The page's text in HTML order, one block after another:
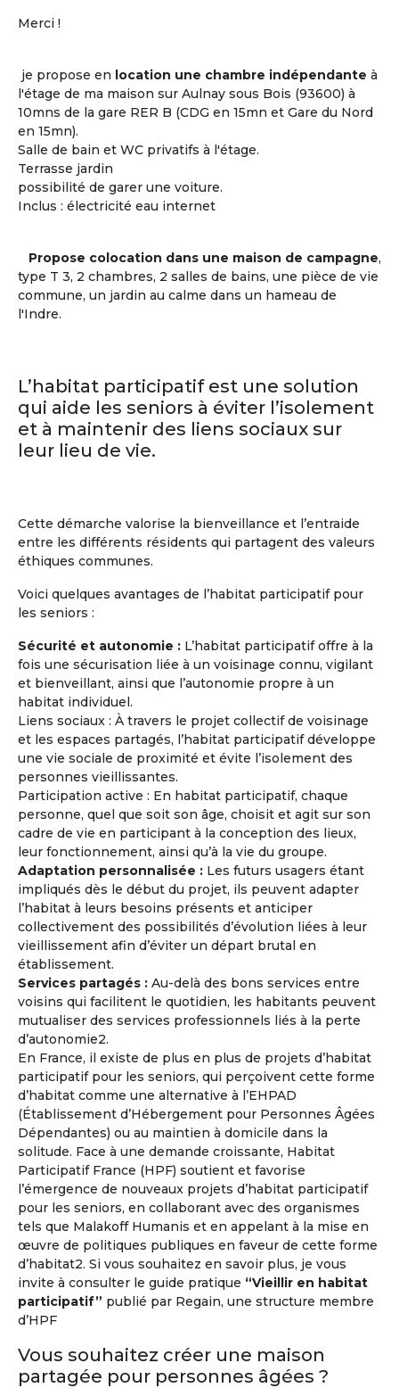
Merci !
je propose en location une chambre indépendante à
l'étage de ma maison sur Aulnay sous Bois (93600) à
10mns de la gare RER B (CDG en 15mn et Gare du Nord
en 15mn).
Salle de bain et WC privatifs à l'étage.
Terrasse jardin
possibilité de garer une voiture.
Inclus : électricité eau internet
Propose colocation dans une maison de campagne,
type T 3, 2 chambres, 2 salles de bains, une pièce de vie
commune, un jardin au calme dans un hameau de
l'Indre.
L’habitat participatif est une solution
qui aide les seniors à éviter l’isolement
et à maintenir des liens sociaux sur
leur lieu de vie.
Cette démarche valorise la bienveillance et l’entraide
entre les différents résidents qui partagent des valeurs
éthiques communes.
Voici quelques avantages de l’habitat participatif pour
les seniors :
Sécurité et autonomie : L’habitat participatif offre à la
fois une sécurisation liée à un voisinage connu, vigilant
et bienveillant, ainsi que l’autonomie propre à un
habitat individuel.
Liens sociaux : À travers le projet collectif de voisinage
et les espaces partagés, l’habitat participatif développe
une vie sociale de proximité et évite l’isolement des
personnes vieillissantes.
Participation active : En habitat participatif, chaque
personne, quel que soit son âge, choisit et agit sur son
cadre de vie en participant à la conception des lieux,
leur fonctionnement, ainsi qu’à la vie du groupe.
Adaptation personnalisée : Les futurs usagers étant
impliqués dès le début du projet, ils peuvent adapter
l’habitat à leurs besoins présents et anticiper
collectivement des possibilités d’évolution liées à leur
vieillissement afin d’éviter un départ brutal en
établissement.
Services partagés : Au-delà des bons services entre
voisins qui facilitent le quotidien, les habitants peuvent
mutualiser des services professionnels liés à la perte
d’autonomie2.
En France, il existe de plus en plus de projets d’habitat
participatif pour les seniors, qui perçoivent cette forme
d’habitat comme une alternative à l’EHPAD
(Établissement d’Hébergement pour Personnes Âgées
Dépendantes) ou au maintien à domicile dans la
solitude. Face à une demande croissante, Habitat
Participatif France (HPF) soutient et favorise
l’émergence de nouveaux projets d’habitat participatif
pour les seniors, en collaborant avec des organismes
tels que Malakoff Humanis et en appelant à la mise en
œuvre de politiques publiques en faveur de cette forme
d’habitat2. Si vous souhaitez en savoir plus, je vous
invite à consulter le guide pratique “Vieillir en habitat
participatif” publié par Regain, une structure membre
d’HPF
Vous souhaitez créer une maison
partagée pour personnes âgées ?
trouver« les bonnes personnes » avec qui
l'occuper...
Les clés d'un projet de colocation réussi
entre seniors : avoir certains centres
d'intérêts en commun !
Centres d'intérêts des + de 60 ans
Littérature
(55%)
Histoire
(53%)
Cinéma(40%)
sportives
(38%)
Théâtre
Cuisine
(26%)
Journées Portes Ouvertes et
Rencontres
Rencontrez des retraités ou des personnes
âgées de plus de 60 ans ayant le même
projet (exemple : partir vivre en Grèce à la
retraite à l'année ou pendant quelques mois)
et les mêmes attentes que les vôtres (type
d'habitat, budget mensuel, tendance
écologique, co-acheter ou co-louer, etc...).
En savoir
sur
la Maison Partagée
Vivez l'expérience à l'étranger !
Environ un million de retraités français vivent déjà à
l'étrangeret un senior sur trois souhaite prendre sa
retraite hors de la France.
À l'année ou pour quelques mois...